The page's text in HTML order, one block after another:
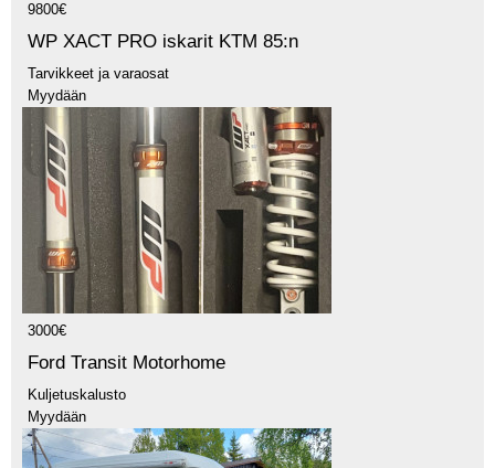
9800€
WP XACT PRO iskarit KTM 85:n
Tarvikkeet ja varaosat
Myydään
3000€
Ford Transit Motorhome
Kuljetuskalusto
Myydään